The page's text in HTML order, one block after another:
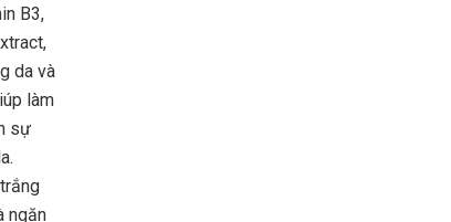
B3,
da và
làm
sự
ngăn